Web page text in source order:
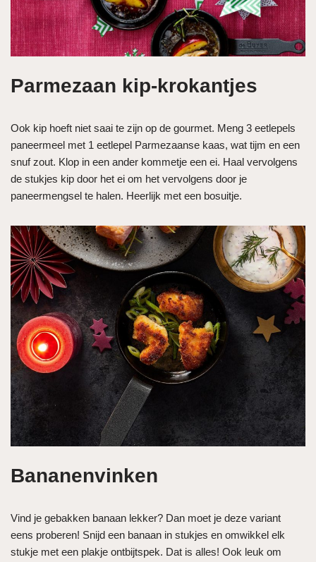
Parmezaan kip-krokantjes
Ook kip hoeft niet saai te zijn op de gourmet. Meng 3 eetlepels
paneermeel met 1 eetlepel Parmezaanse kaas, wat tijm en een
snuf zout. Klop in een ander kommetje een ei. Haal vervolgens
de stukjes kip door het ei om het vervolgens door je
paneermengsel te halen. Heerlijk met een bosuitje.
Bananenvinken
Vind je gebakken banaan lekker? Dan moet je deze variant
eens proberen! Snijd een banaan in stukjes en omwikkel elk
stukje met een plakje ontbijtspek. Dat is alles! Ook leuk om